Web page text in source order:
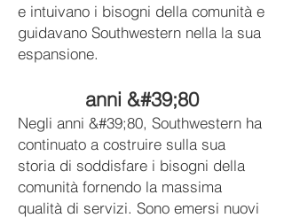
e intuivano i bisogni della comunità e
guidavano Southwestern nella la sua
espansione.
anni &#39;80
Negli anni &#39;80, Southwestern ha
continuato a costruire sulla sua
storia di soddisfare i bisogni della
comunità fornendo la massima
qualità di servizi. Sono emersi nuovi